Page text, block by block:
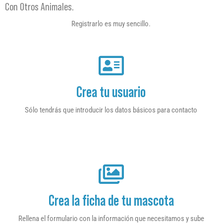
Con Otros Animales.
Registrarlo es muy sencillo.
Crea tu usuario
Sólo tendrás que introducir los datos básicos para contacto
Crea la ficha de tu mascota
Rellena el formulario con la información que necesitamos y sube